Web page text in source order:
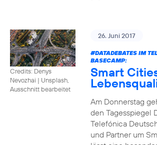
Credits: Denys
Nevozhai | Unsplash,
Ausschnitt bearbeitet
26. Juni 2017
#DATADEBATESIM
BASECAMP:
Smart
Am Donnerstag
den Tagesspiegel
Telefónica
und Partner um